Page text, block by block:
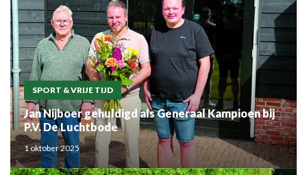
SPORT & VRIJE TIJD
Jan Nijboer gehuldigd als Generaal Kampioen bij
P.V. De Luchtbode
1 oktober 2025